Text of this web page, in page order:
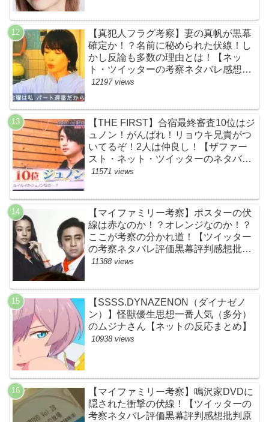
【真犯人フラグ考察】妻の真帆が黒幕
確定か！？名前に秘められた伏線！し
かし反論も多数の理由とは！【ネッ
ト・ツイッターの考察ネタバレ感想評
価評判あらすじ原作犯人キャスト黒幕
12197 views
【THE FIRST】合宿最終審査10位はジ
ュノン！がんばれ！リョウキ兄貴がつ
いてるぞ！2人は仲良し！【ザファー
スト・ネット・ツイッターのネタバレ
考察まとめ感想評価評判・スッキリ・
11571 views
【マイファミリー考察】ポスターの伏
線は赤なのか！？オレンジなのか！？
ここが考察の分かれ道！【ツイッター
の考察ネタバレ評価黒幕評判感想批判
原作犯人キャスト脚本あらすじ伏線ま
11388 views
【SSSS.DYNAZENON（ダイナゼノ
ン）】怪獣優生思想一番人気（多分）
のムジナさん【ネットの反応まとめ】
10938 views
【マイファミリー考察】鳴沢家DVDに
隠された衝撃の伏線！【ツイッターの
考察ネタバレ評価黒幕評判感想批判原